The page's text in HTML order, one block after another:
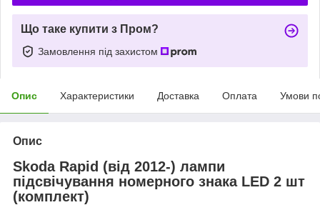
Що таке купити з Пром?
Замовлення під захистом
Опис Характеристики Доставка Оплата Умови
Опис
Skoda Rapid (від 2012-) лампи
підсвічування номерного знака LED 2 шт
(комплект)